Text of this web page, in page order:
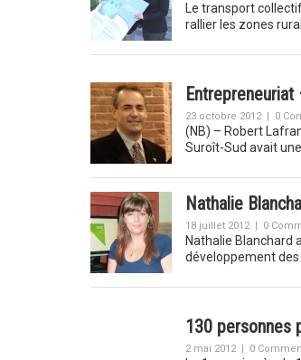
Le transport
rallier les zones
23 octobre 2012 | 0
(NB) – Robert
Suroît-Sud avait
Nathalie
18 juillet 2012 | 0
Nathalie Blanchard
développement des
130 personnes
2 mai 2012 | 0